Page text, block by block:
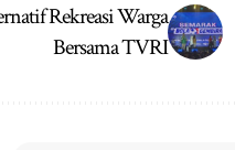
Rekreasi Warga
Bersama TVRI